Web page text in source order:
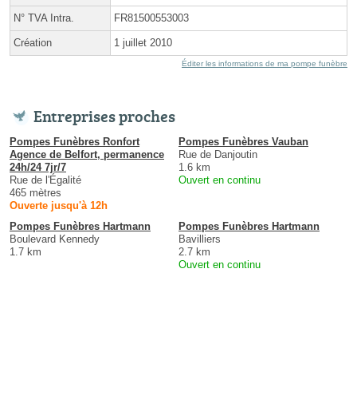
N° TVA Intra. FR81500553003
Création 1 juillet 2010
Éditer les informations de ma pompe funèbre
Entreprises proches
Pompes Funèbres Ronfort
Agence de Belfort, permanence
24h/24 7jr/7
Rue de l'Égalité
465 mètres
Ouverte jusqu'à 12h
Pompes Funèbres Vauban
Rue de Danjoutin
1.6 km
Ouvert en continu
Pompes Funèbres Hartmann
Boulevard Kennedy
1.7 km
Pompes Funèbres Hartmann
Bavilliers
2.7 km
Ouvert en continu